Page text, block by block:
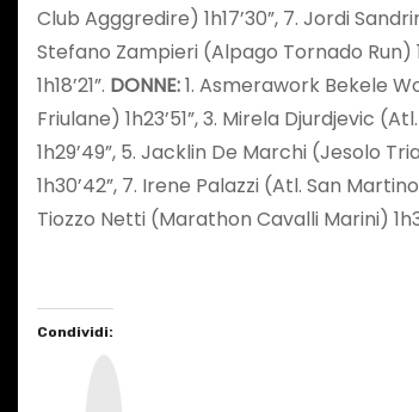
Club Agggredire) 1h17’30”, 7. Jordi
Stefano Zampieri (Alpago Tornado Run)
1h18’21”. DONNE:1. Asmerawork Bekele
Friulane) 1h23’51”, 3. Mirela Djurdjevic
1h29’49”, 5. Jacklin De Marchi (Jesolo
1h30’42”, 7. Irene Palazzi (Atl. San
Tiozzo Netti (Marathon Cavalli Marini)
Condividi: